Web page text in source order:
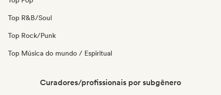
Top R&B/Soul
Top Rock/Punk
Top Música do mundo / Espiritual
Curadores/profissionais por subgênero